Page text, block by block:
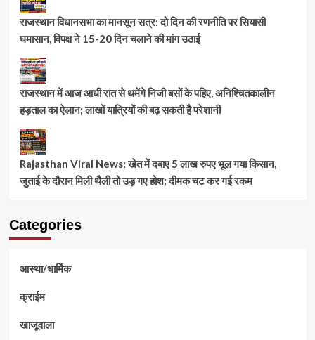
राजस्थान विधानसभा का मानसून सत्र: दो दिन की रणनीति पर सियासी
घमासान, विपक्ष ने 15-20 दिन चलाने की मांग उठाई
राजस्थान में आज आधी रात से थमेंगे निजी बसों के पहिए, अनिश्चितकालीन
हड़ताल का ऐलान; लाखों यात्रियों की बढ़ सकती है परेशानी
Rajasthan Viral News: खेत में दबाए 5 लाख रुपए भूल गया किसान,
जुताई के दौरान मिली थैली तो उड़ गए होश; दीमक चट कर गई रकम
Categories
आस्था/धार्मिक
क्राईम
खाजूवाला